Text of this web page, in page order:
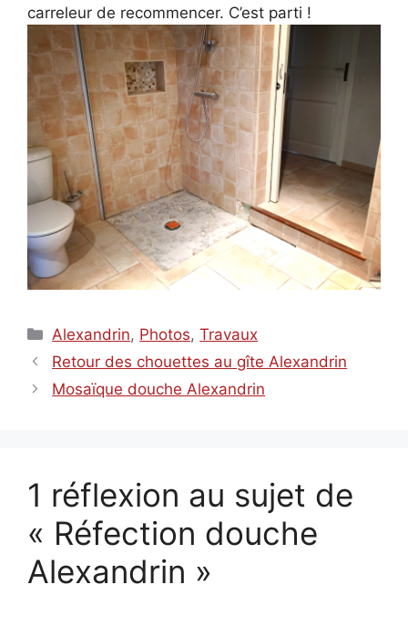
carreleur de recommencer. C’est parti !
Catégories
Alexandrin, Photos,Travaux
Retour des chouettes au gîte Alexandrin
Mosaïque douche Alexandrin
1 réflexion au sujet de
« Réfection douche
Alexandrin »